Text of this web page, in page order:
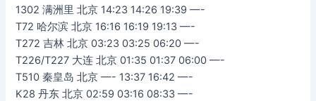
1302 满洲里 北京 14:23 14:26 19:39 —-
T72 哈尔滨 北京 16:16 16:19 19:13 —-
T272 吉林 北京 03:23 03:25 06:20 —-
T226/T227 大连 北京 01:35 01:37 06:00 —-
T510 秦皇岛 北京 —- 13:37 16:42 —-
K28 丹东 北京 02:59 03:16 08:33 —-